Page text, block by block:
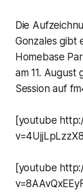
Die
Gonzales gibt
Homebase
am 11.
Session auf
[youtube
[youtube